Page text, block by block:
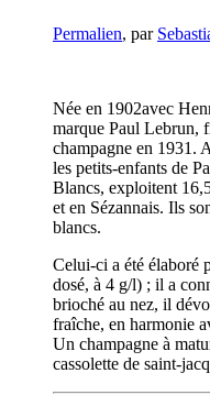
Permalien, par
Née en 1902avec
marque Paul Lebrun,
champagne en 1931.
les petits-enfants de
Blancs, exploitent
et en Sézannais. Ils
blancs.
Celui-ci a été élaboré
dosé, à 4 g/l) ; il a
brioché au nez, il
fraîche, en harmonie
Un champagne à
cassolette de saint-